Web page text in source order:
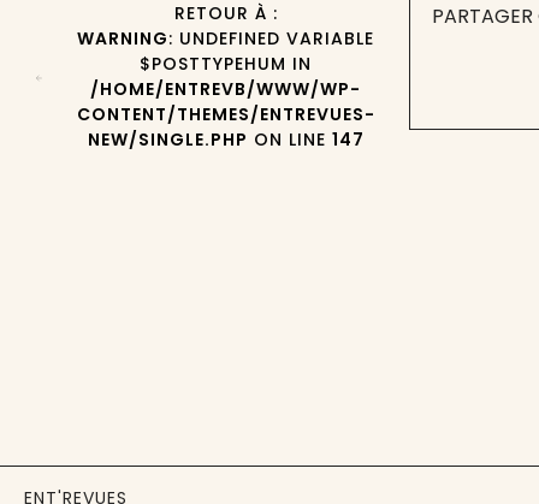
RETOUR À :
WARNING: UNDEFINED VARIABLE
$POSTTYPEHUM IN
/HOME/ENTREVB/WWW/WP-
CONTENT/THEMES/ENTREVUES-
NEW/SINGLE.PHP ON LINE 147
ENT'REVUES